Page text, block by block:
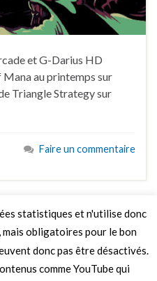
et G-Darius HD
Mana au printemps sur
Triangle Strategy sur
Faire un commentaire
statistiques et n'utilise donc
obligatoires pour le bon
donc pas être désactivés.
comme YouTube qui